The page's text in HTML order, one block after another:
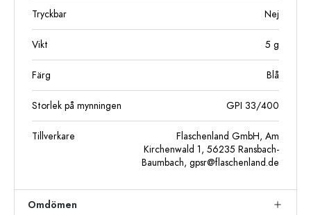
Tryckbar Nej
Vikt 5 g
Färg Blå
Storlek på mynningen GPI 33/400
Tillverkare
Flaschenland GmbH, Am
Kirchenwald 1, 56235 Ransbach-
Baumbach, gpsr@flaschenland.de
Omdömen